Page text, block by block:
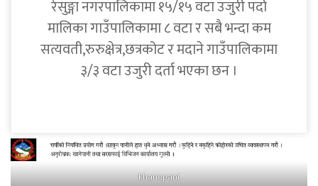
रेसुङ्गा नगरपालिकामा १५/१५ वटा उजुरी पर्दा
मालिका गाउँपालिकामा ८ वटा र सबै भन्दा कम
सत्यवती,रुरुक्षेत्र,छत्रकोट र मदाने गाउँपालिकामा
३/३ वटा उजुरी दर्ता भएका छन ।
khanepani